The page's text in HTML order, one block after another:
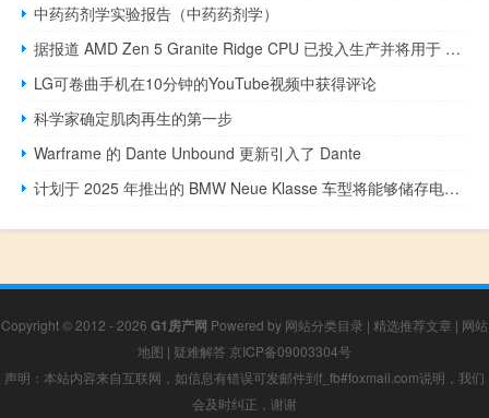
中药药剂学实验报告（中药药剂学）
据报道 AMD Zen 5 Granite Ridge CPU 已投入生产并将用于 AM5 主板
LG可卷曲手机在10分钟的YouTube视频中获得评论
科学家确定肌肉再生的第一步
Warframe 的 Dante Unbound 更新引入了 Dante
计划于 2025 年推出的 BMW Neue Klasse 车型将能够储存电力并充当插座
Copyright © 2012 - 2026 G1房产网 Powered by 网站分类目录 | 精选推荐文章 | 网站
地图 | 疑难解答 京ICP备09003304号
声明：本站内容来自互联网，如信息有错误可发邮件到f_fb#foxmail.com说明，我们
会及时纠正，谢谢